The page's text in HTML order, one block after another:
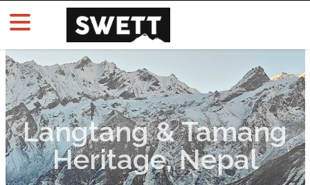
Langtang & Tamang
Heritage, Nepal